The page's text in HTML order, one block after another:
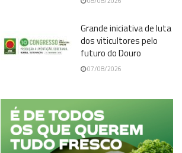
Grande iniciativa de luta
dos viticultores pelo
futuro do Douro
07/08/2026